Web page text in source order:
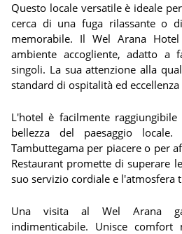
Questo locale versatile è ideale
cerca di una fuga rilassante o
memorabile. Il Wel Arana
ambiente accogliente, adatto a
singoli. La sua attenzione alla
standard di ospitalità ed
L'hotel è facilmente
bellezza del paesaggio
Tambuttegama per piacere o per
Restaurant promette di superare
suo servizio cordiale e l'atmosfera
Una visita al Wel Arana
indimenticabile. Unisce